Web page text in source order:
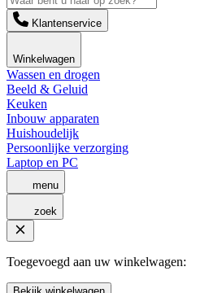
Klantenservice
Winkelwagen
Wassen en drogen
Beeld & Geluid
Keuken
Inbouw apparaten
Huishoudelijk
Persoonlijke verzorging
Laptop en PC
menu
zoek
Toegevoegd aan uw winkelwagen: